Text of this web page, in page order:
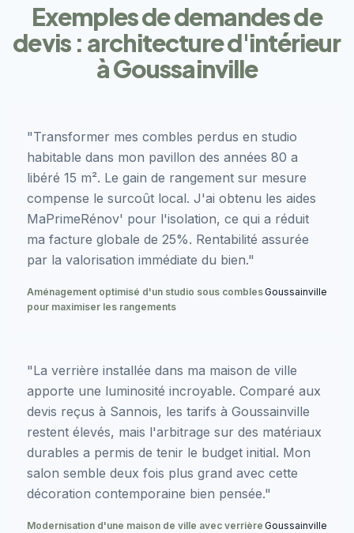
Exemples de demandes de
devis : architecture d'intérieur
à Goussainville
"Transformer mes combles perdus en studio
habitable dans mon pavillon des années 80 a
libéré 15 m². Le gain de rangement sur mesure
compense le surcoût local. J'ai obtenu les aides
MaPrimeRénov' pour l'isolation, ce qui a réduit
ma facture globale de 25%. Rentabilité assurée
par la valorisation immédiate du bien."
Aménagement optimisé d'un studio sous combles
pour maximiser les rangements
Goussainville
"La verrière installée dans ma maison de ville
apporte une luminosité incroyable. Comparé aux
devis reçus à Sannois, les tarifs à Goussainville
restent élevés, mais l'arbitrage sur des matériaux
durables a permis de tenir le budget initial. Mon
salon semble deux fois plus grand avec cette
décoration contemporaine bien pensée."
Modernisation d'une maison de ville avec verrière Goussainville